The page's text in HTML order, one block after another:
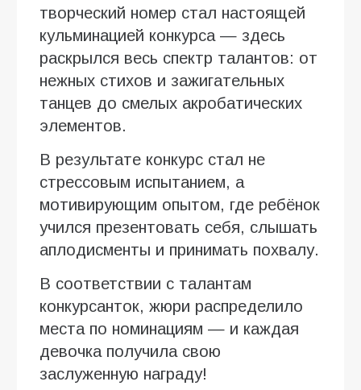
творческий номер стал настоящей
кульминацией конкурса — здесь
раскрылся весь спектр талантов: от
нежных стихов и зажигательных
танцев до смелых акробатических
элементов.
В результате конкурс стал не
стрессовым испытанием, а
мотивирующим опытом, где ребёнок
учился презентовать себя, слышать
аплодисменты и принимать похвалу.
В соответствии с талантам
конкурсанток, жюри распределило
места по номинациям — и каждая
девочка получила свою
заслуженную награду!